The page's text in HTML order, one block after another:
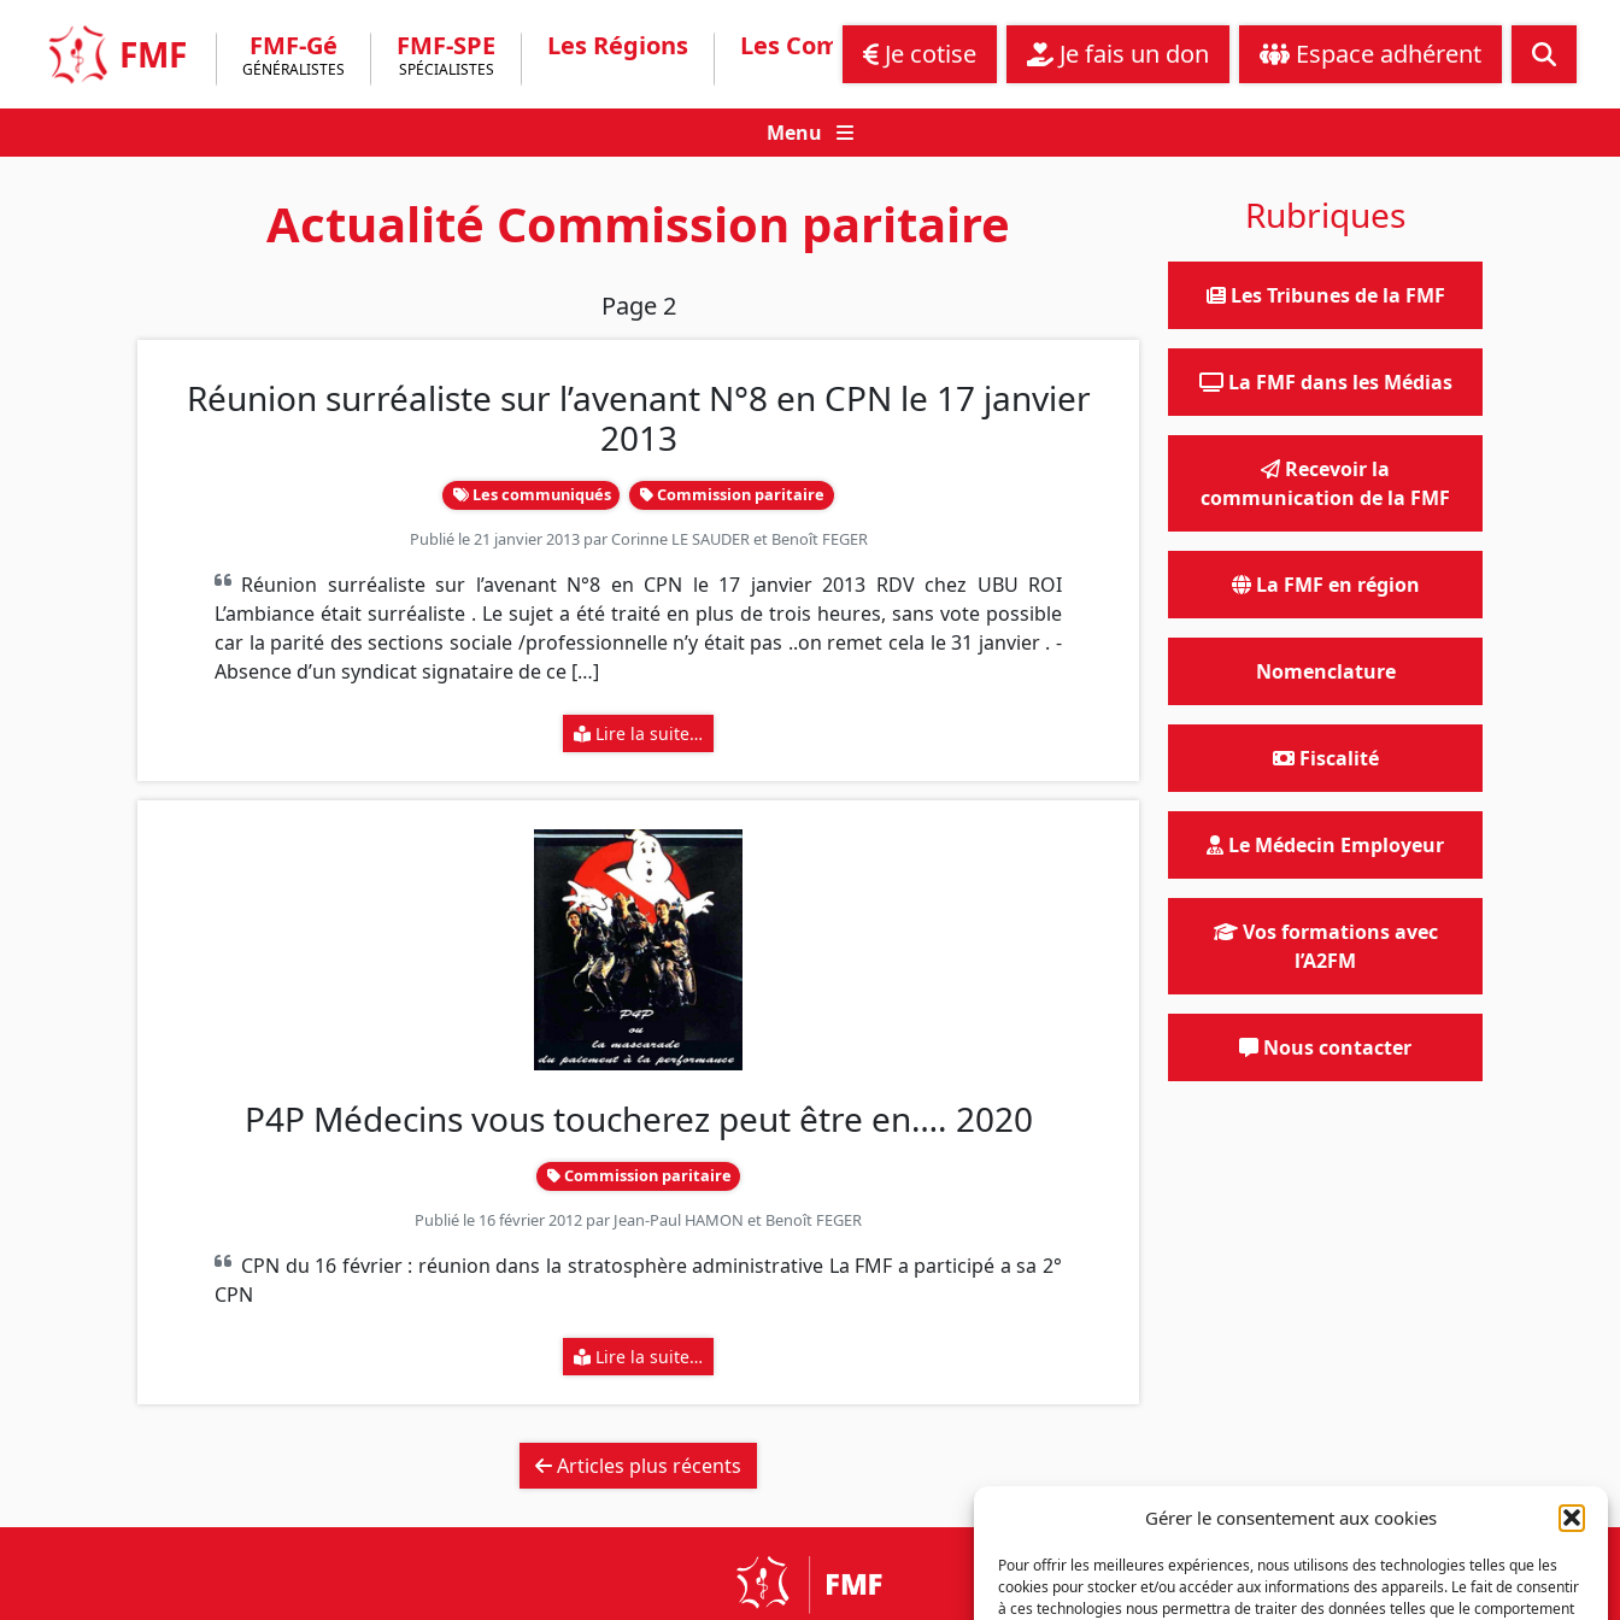
Gérer le consentement aux cookies
Pour offrir les meilleures expériences, nous utilisons des technologies telles que les
cookies pour stocker et/ou accéder aux informations des appareils. Le fait de consentir
à ces technologies nous permettra de traiter des données telles que le comportement
content
FMF FMF-Gé
GÉNÉRALISTES
FMF-SPE
SPÉCIALISTES
Les Régions Les Communiqués Assistance juridique Nous contacter
Je cotise Je fais un don Espace adhérent
Menu
Actualité Commission paritaire
Page 2
Réunion surréaliste sur l’avenant N°8 en CPN le 17 janvier
2013
Les communiqués Commission paritaire
Publié le 21 janvier 2013 parCorinne LE SAUDERet Benoît FEGER
Réunion surréaliste sur l’avenant N°8 en CPN le 17 janvier 2013 RDV chez UBU ROI
L’ambiance était surréaliste . Le sujet a été traité en plus de trois heures, sans vote possible
car la parité des sections sociale /professionnelle n’y était pas ..on remet cela le 31 janvier . -
Absence d’un syndicat signataire de ce […]
Lire la suite…
P4P Médecins vous toucherez peut être en…. 2020
Commission paritaire
Publié le 16 février 2012 par Jean-Paul HAMON et Benoît FEGER
CPN du 16 février : réunion dans la stratosphère administrative La FMF a participé a sa 2°
CPN
Lire la suite…
articles
Articles plus récents
Rubriques
Les Tribunes de la FMF
La FMF dans les Médias
Recevoir la
communication de la FMF
La FMF en région
Nomenclature
Fiscalité
Le Médecin Employeur
Vos formations avec
l’A2FM
Nous contacter